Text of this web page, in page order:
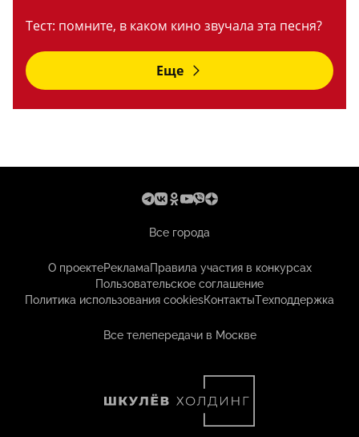
Тест: помните, в каком кино звучала эта песня?
Еще
Все города
О проектеРекламаПравила участия в конкурсах
Пользовательское соглашение
Политика использования cookiesКонтактыТехподдержка
Все телепередачи в Москве